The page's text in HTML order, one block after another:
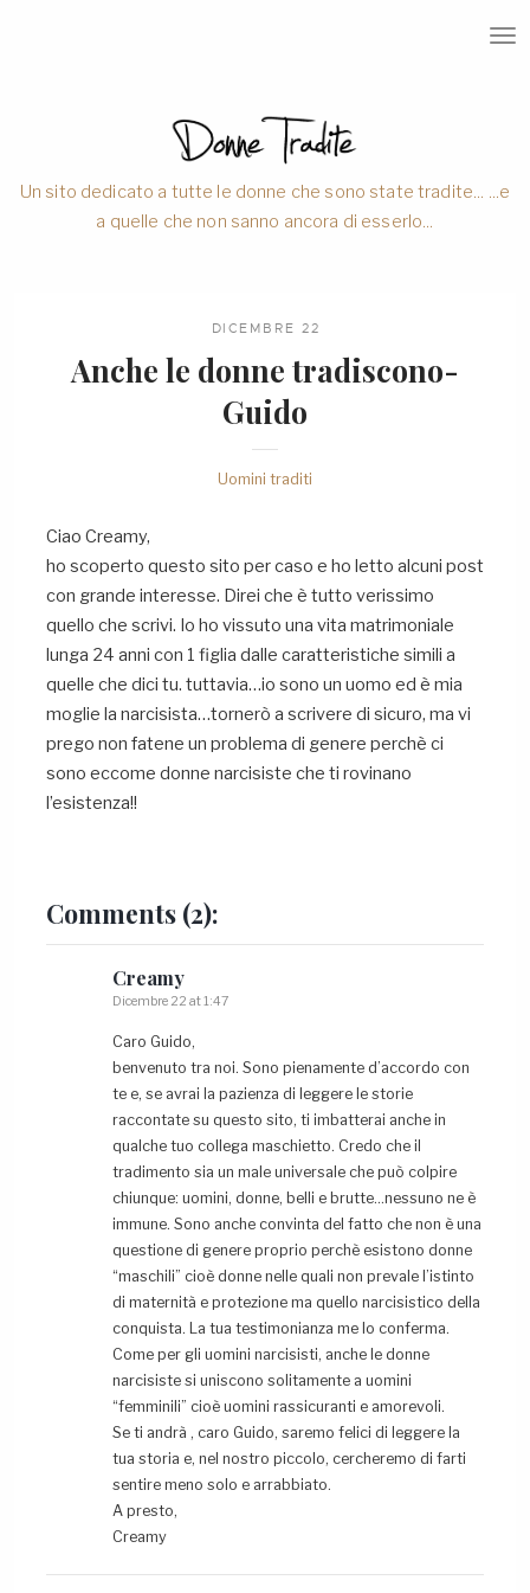
T
V
Un sito dedicato a tutte le donne che sono state tradite... ...e
a quelle che non sanno ancora di esserlo...
DICEMBRE 22
Anche le donne tradiscono-
Guido
Uomini traditi
Ciao Creamy,
ho scoperto questo sito per caso e ho letto alcuni post
con grande interesse. Direi che è tutto verissimo
quello che scrivi. Io ho vissuto una vita matrimoniale
lunga 24 anni con 1 figlia dalle caratteristiche simili a
quelle che dici tu. tuttavia…io sono un uomo ed è mia
moglie la narcisista…tornerò a scrivere di sicuro, ma vi
prego non fatene un problema di genere perchè ci
sono eccome donne narcisiste che ti rovinano
l’esistenza!!
Comments (2):
Creamy
Dicembre 22 at 1:47
Caro Guido,
benvenuto tra noi. Sono pienamente d’accordo con
te e, se avrai la pazienza di leggere le storie
raccontate su questo sito, ti imbatterai anche in
qualche tuo collega maschietto. Credo che il
tradimento sia un male universale che può colpire
chiunque: uomini, donne, belli e brutte…nessuno ne è
immune. Sono anche convinta del fatto che non è una
questione di genere proprio perchè esistono donne
“maschili” cioè donne nelle quali non prevale l’istinto
di maternità e protezione ma quello narcisistico della
conquista. La tua testimonianza me lo conferma.
Come per gli uomini narcisisti, anche le donne
narcisiste si uniscono solitamente a uomini
“femminili” cioè uomini rassicuranti e amorevoli.
Se ti andrà , caro Guido, saremo felici di leggere la
tua storia e, nel nostro piccolo, cercheremo di farti
sentire meno solo e arrabbiato.
A presto,
Creamy